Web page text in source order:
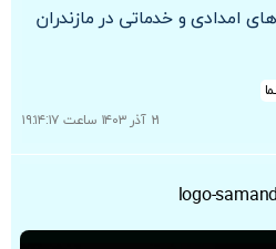
امدادی و خدماتی در مازندران
۲۱ آذر ۱۴۰۳ ساعت ۱۹:۱۴:۱۷